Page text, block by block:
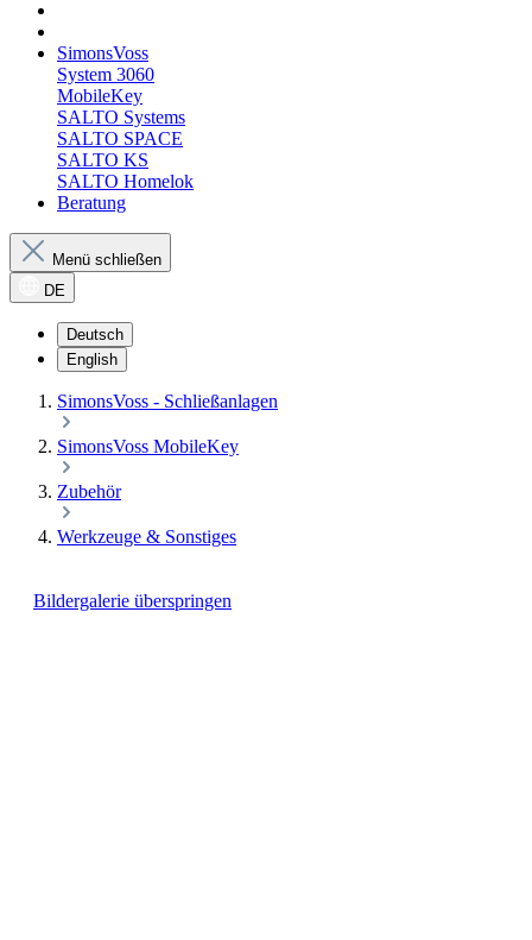
SimonsVoss
System 3060
MobileKey
SALTO Systems
SALTO SPACE
SALTO KS
SALTO Homelok
Beratung
Menü schließen
DE
Deutsch
English
SimonsVoss - Schließanlagen
SimonsVoss MobileKey
Zubehör
Werkzeuge & Sonstiges
Bildergalerie überspringen